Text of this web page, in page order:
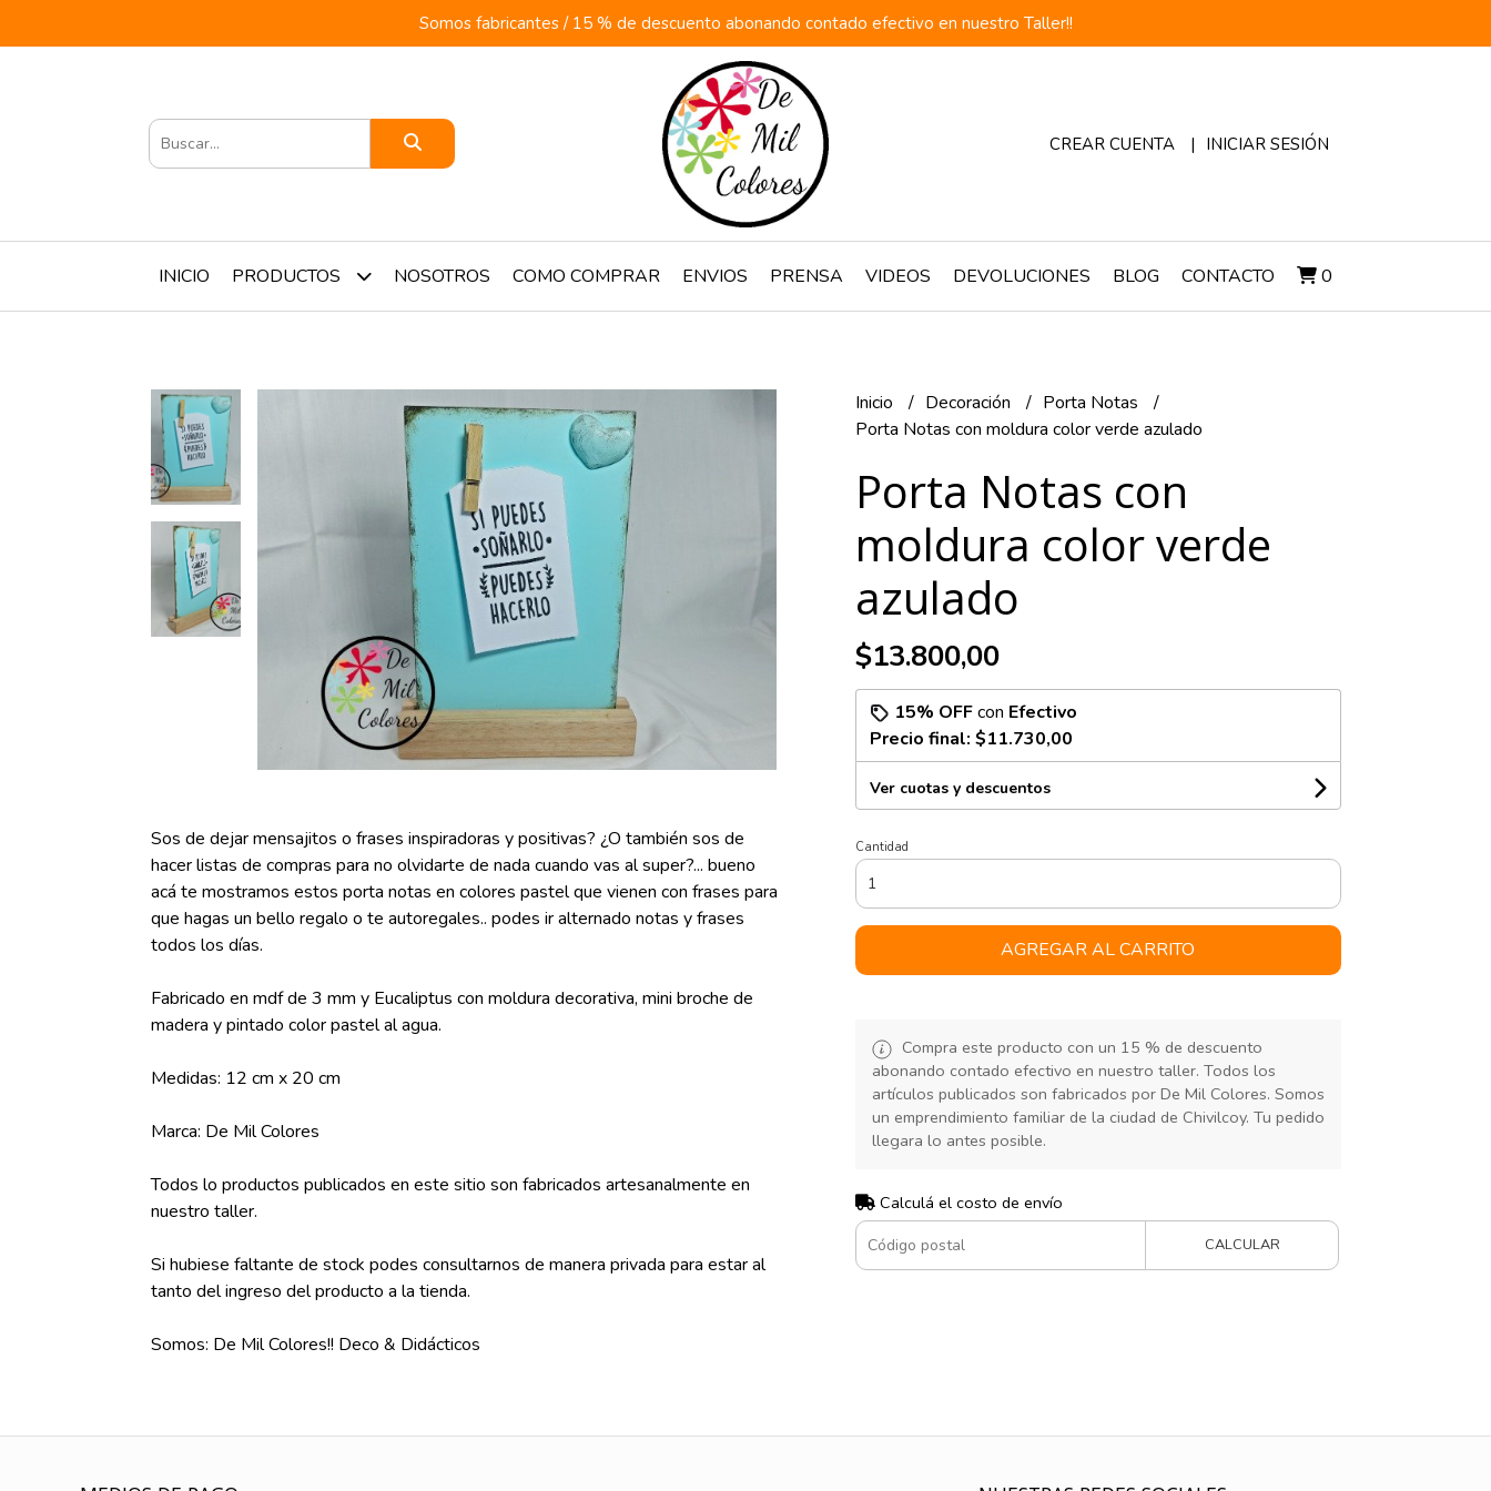
Somos fabricantes / 15 % de descuento abonando contado efectivo en nuestro Taller!!
CREAR CUENTA INICIAR SESIÓN
INICIO PRODUCTOS NOSOTROS COMO COMPRAR ENVIOS PRENSA VIDEOS DEVOLUCIONES BLOG CONTACTO 0
Sos de dejar mensajitos o frases inspiradoras y positivas? ¿O también sos de
hacer listas de compras para no olvidarte de nada cuando vas al super?... bueno
acá te mostramos estos porta notas en colores pastel que vienen con frases para
que hagas un bello regalo o te autoregales.. podes ir alternado notas y frases
todos los días.
Fabricado en mdf de 3 mm y Eucaliptus con moldura decorativa, mini broche de
madera y pintado color pastel al agua.
Medidas: 12 cm x 20 cm
Marca: De Mil Colores
Todos lo productos publicados en este sitio son fabricados artesanalmente en
nuestro taller.
Si hubiese faltante de stock podes consultarnos de manera privada para estar al
tanto del ingreso del producto a la tienda.
Somos: De Mil Colores!! Deco & Didácticos
Inicio Decoración
Porta Notas
Porta Notas con moldura color verde azulado
Porta Notas con
moldura color verde
azulado
$13.800,00
15% OFFcon Efectivo
Precio final: $11.730,00
Ver cuotas y descuentos
Cantidad
AGREGAR AL CARRITO
Compra este producto con un 15 % de descuento
abonando contado efectivo en nuestro taller. Todos los
artículos publicados son fabricados por De Mil Colores. Somos
un emprendimiento familiar de la ciudad de Chivilcoy. Tu pedido
llegara lo antes posible.
Calculá el costo de envío
CALCULAR